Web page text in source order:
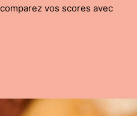
vos scores avec